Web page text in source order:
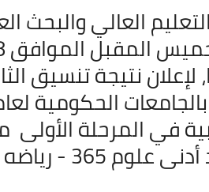
العالي والبحث
نتيجة تنسيق
في المرحلة الأولى
341 - أدبي 264.5.